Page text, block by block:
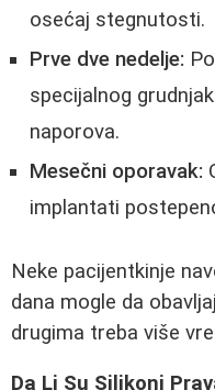
osećaj stegnutosti.
Prve dve nedelje:
specijalnog
naporova.
Mesečni oporavak:
implantati
Neke pacijentkinje
dana mogle da
drugima treba više
Da Li Su Silikoni